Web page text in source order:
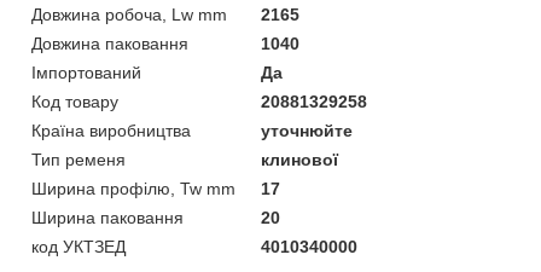
Довжина робоча, Lw mm
2165
Довжина паковання
1040
Імпортований
Да
Код товару
20881329258
Країна виробництва
уточнюйте
Тип ременя
клинової
Ширина профілю, Tw mm
17
Ширина паковання
20
код УКТЗЕД
4010340000